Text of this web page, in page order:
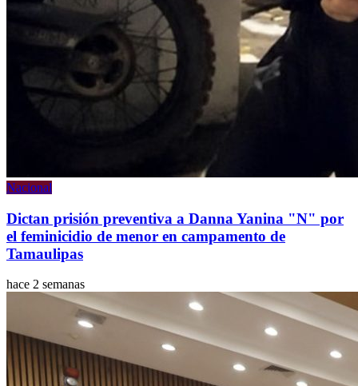
Nacional
Dictan prisión preventiva a Danna Yanina "N" por
el feminicidio de menor en campamento de
Tamaulipas
hace 2 semanas